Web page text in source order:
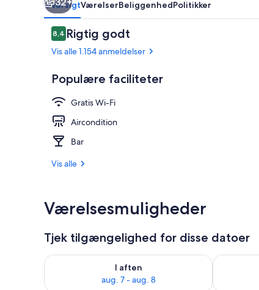
OversigtVærelserBeliggenhedPolitikker
Anmeldelser
8,48,4 ud af 10.
Rigtig godt
Vis alle 1.154 anmeldelser
Populære faciliteter
Gratis Wi-Fi
Aircondition
Bar
Vis alle
Værelsesmuligheder
Tjek tilgængelighed for disse datoer
I aften
aug. 7 - aug. 8
Tjek tilgængelighed for i aften aug. 7 - aug. 8
Tjek